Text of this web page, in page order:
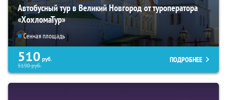
Автобусный тур в Великий Новгород от туроператора
«ХохломаТур»
Сенная площадь
510 руб.
5190руб.
ПОДРОБНЕЕ